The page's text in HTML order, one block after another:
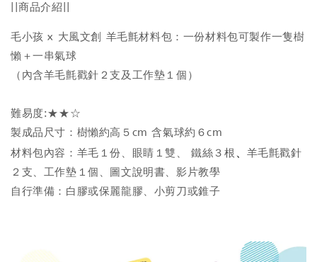
||商品介紹||
毛小孩 x 大風文創 羊毛氈材料包：一份材料包可製作一隻樹
懶＋一串氣球
（內含羊毛氈戳針２支及工作墊１個）
難易度:★★☆
製成品尺寸：樹懶約高５cm 含氣球約６cm
材料包內容：羊毛１份、眼睛１雙、 鐵絲３根 、
羊毛氈戳針
２支、工作墊１個、圖文說明書、影片教學
自行準備：白膠或保麗龍膠、小剪刀或錐子